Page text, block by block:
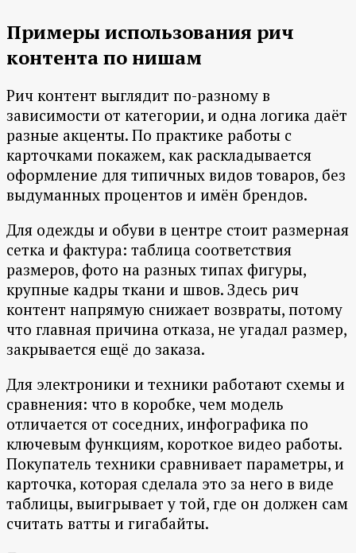
Примеры использования рич
контента по нишам
Рич контент выглядит по-разному в
зависимости от категории, и одна логика даёт
разные акценты. По практике работы с
карточками покажем, как раскладывается
оформление для типичных видов товаров, без
выдуманных процентов и имён брендов.
Для одежды и обуви в центре стоит размерная
сетка и фактура: таблица соответствия
размеров, фото на разных типах фигуры,
крупные кадры ткани и швов. Здесь рич
контент напрямую снижает возвраты, потому
что главная причина отказа, не угадал размер,
закрывается ещё до заказа.
Для электроники и техники работают схемы и
сравнения: что в коробке, чем модель
отличается от соседних, инфографика по
ключевым функциям, короткое видео работы.
Покупатель техники сравнивает параметры, и
карточка, которая сделала это за него в виде
таблицы, выигрывает у той, где он должен сам
считать ватты и гигабайты.